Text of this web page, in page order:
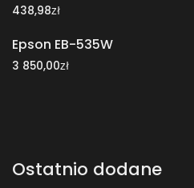
438,98zł
Epson EB-535W
3 850,00zł
Ostatnio dodane